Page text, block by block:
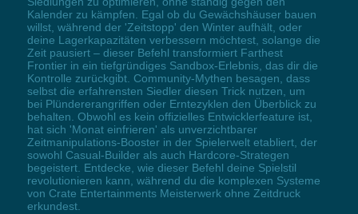
Kalender zu kämpfen. Egal ob du Gewächshäuser bauen
willst, während der 'Zeitstopp' den Winter aufhält, oder
deine Lagerkapazitäten verbessern möchtest, solange die
Zeit pausiert – dieser Befehl transformiert Farthest
Frontier in ein tiefgründiges Sandbox-Erlebnis, das dir die
Kontrolle zurückgibt. Community-Mythen besagen, dass
selbst die erfahrensten Siedler diesen Trick nutzen, um
bei Plündererangriffen oder Erntezyklen den Überblick zu
behalten. Obwohl es kein offizielles Entwicklerfeature ist,
hat sich 'Monat einfrieren' als unverzichtbarer
Zeitmanipulations-Booster in der Spielerwelt etabliert, der
sowohl Casual-Builder als auch Hardcore-Strategen
begeistert. Entdecke, wie dieser Befehl deine Spielstil
revolutionieren kann, während du die komplexen Systeme
von Crate Entertainments Meisterwerk ohne Zeitdruck
erkundest.